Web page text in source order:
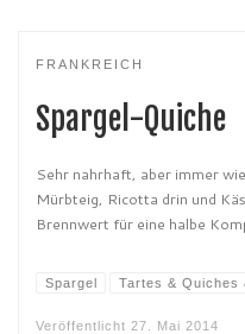
FRANKREICH
Spargel-Quiche
Sehr nahrhaft, aber immer
Mürbteig, Ricotta drin und
Brennwert für eine halbe
Spargel Tartes & Quiches
Veröffentlicht 27. Mai 2014